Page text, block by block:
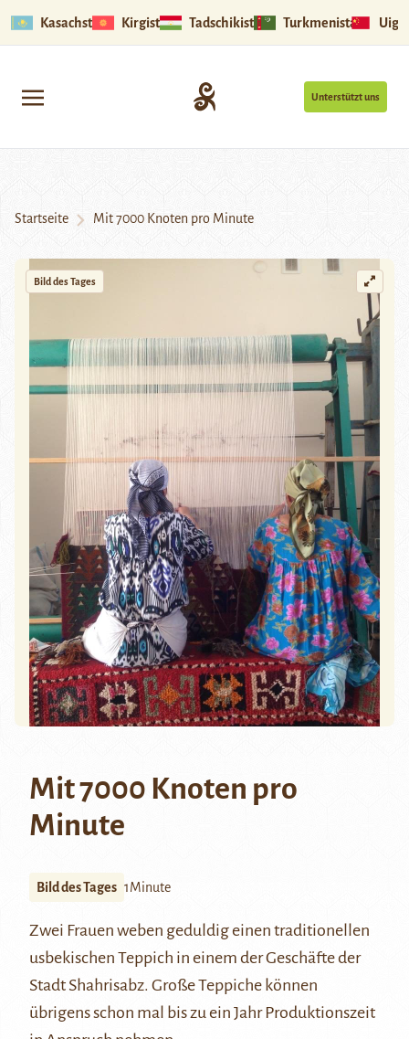
Kasachstan Kirgistan Tadschikistan Turkmenistan
Unterstützt uns
Startseite Mit 7000 Knoten pro Minute
Bild des Tages
Mit 7000 Knoten pro
Minute
Bild des Tages 1Minute
Zwei Frauen weben geduldig einen traditionellen
usbekischen Teppich in einem der Geschäfte der
Stadt Shahrisabz. Große Teppiche können
übrigens schon mal bis zu ein Jahr Produktionszeit